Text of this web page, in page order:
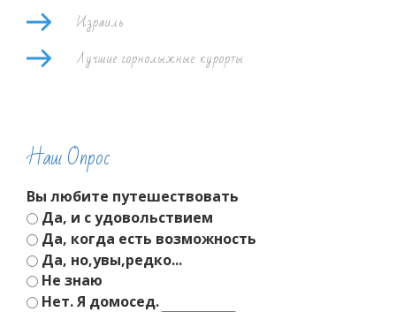
Израиль
Лучшие горнолыжные курорты
Наш Опрос
Вы любите путешествовать
Да, и с удовольствием
Да, когда есть возможность
Да, но,увы,редко...
Не знаю
Нет. Я домосед.